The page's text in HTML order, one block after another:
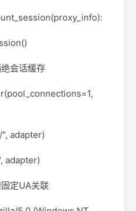
会话缓存
adapter)
adapter)
定UA关联